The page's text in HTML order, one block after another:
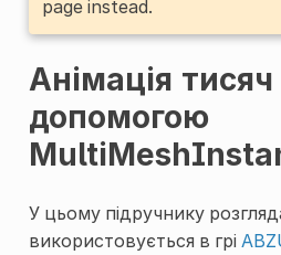
page instead.
Анімація
допомогою
У цьому підручнику
використовується в грі